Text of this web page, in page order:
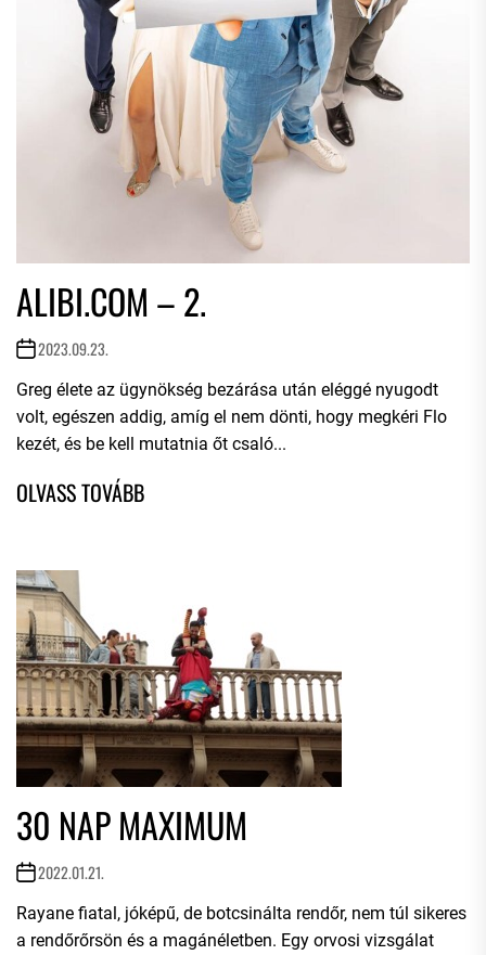
ALIBI.COM – 2.
2023.09.23.
Greg élete az ügynökség bezárása után eléggé nyugodt
volt, egészen addig, amíg el nem dönti, hogy megkéri Flo
kezét, és be kell mutatnia őt csaló...
30 NAP MAXIMUM
2022.01.21.
Rayane fiatal, jóképű, de botcsinálta rendőr, nem túl sikeres
a rendőrőrsön és a magánéletben. Egy orvosi vizsgálat